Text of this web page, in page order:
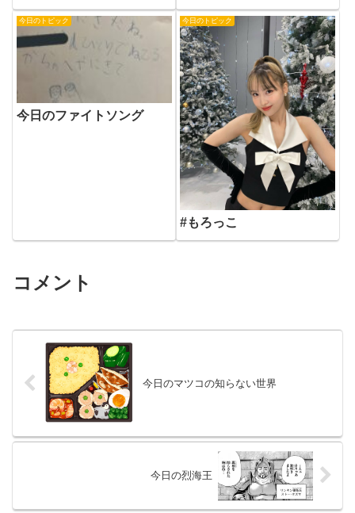
今日のトピック
今日のファイトソング
今日のトピック
#もろっこ
コメント
今日のマツコの知らない世界
今日の烈海王